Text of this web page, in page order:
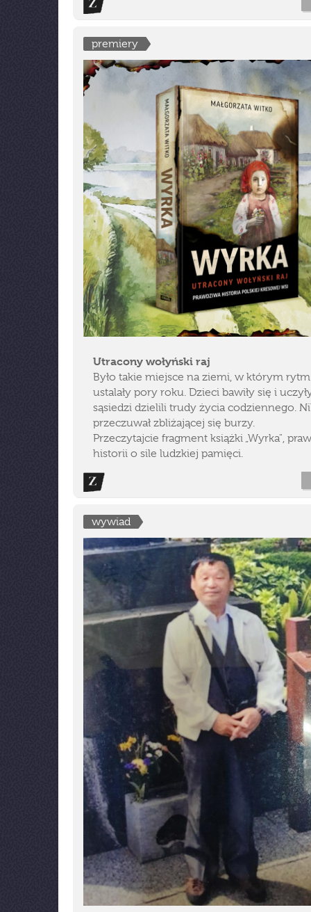
premiery
Utracony wołyński raj
Było takie miejsce na ziemi, w którym
ustalały pory roku. Dzieci bawiły się i
sąsiedzi dzielili trudy życia codziennego.
przeczuwał zbliżającej się burzy.
Przeczytajcie fragment książki „Wyrka",
historii o sile ludzkiej pamięci.
wywiad